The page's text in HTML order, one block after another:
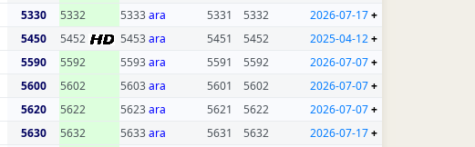
5330 5332 5333ara 5331 5332 2026-07-17+
5450 5452 5453ara 5451 5452 2025-04-12+
5590 5592 5593ara 5591 5592 2026-07-07+
5600 5602 5603ara 5601 5602 2026-07-07+
5620 5622 5623ara 5621 5622 2026-07-07+
5630 5632 5633ara 5631 5632 2026-07-17+